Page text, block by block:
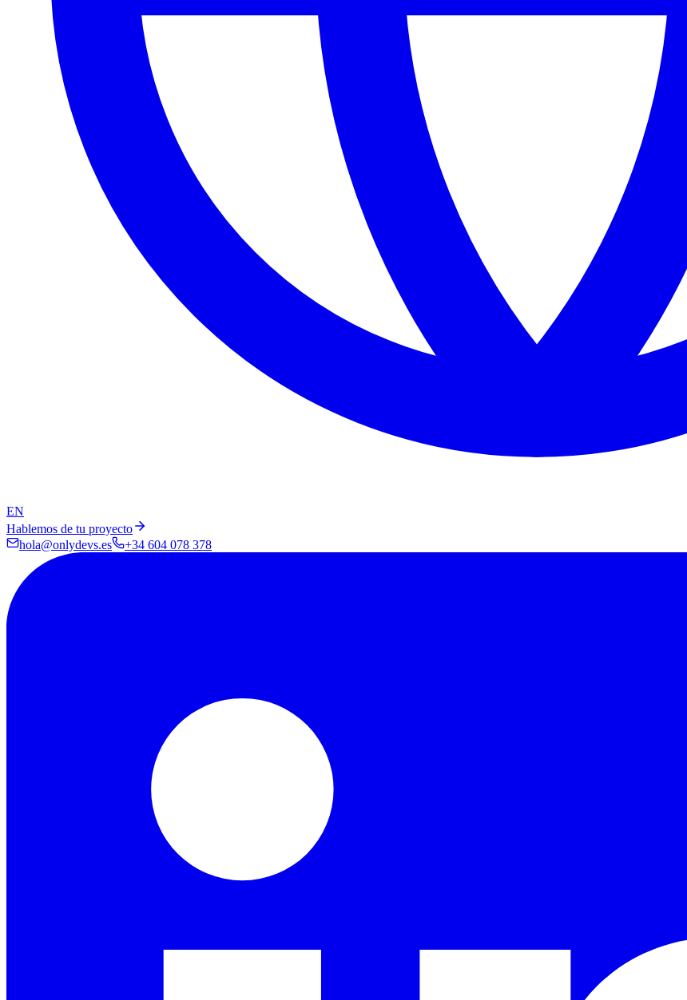
EN
Hablemos de tu proyecto
hola@onlydevs.es
+34 604 078 378